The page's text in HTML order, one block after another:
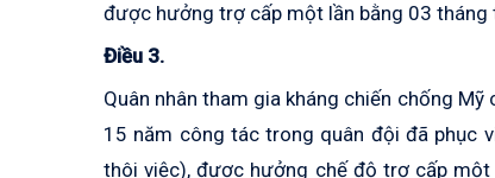
được hưởng trợ cấp một lần bằng 03
Điều 3.
Quân nhân tham gia kháng chiến chống
15 năm công tác trong quân đội đã phục
thôi việc), được hưởng chế độ trợ cấp